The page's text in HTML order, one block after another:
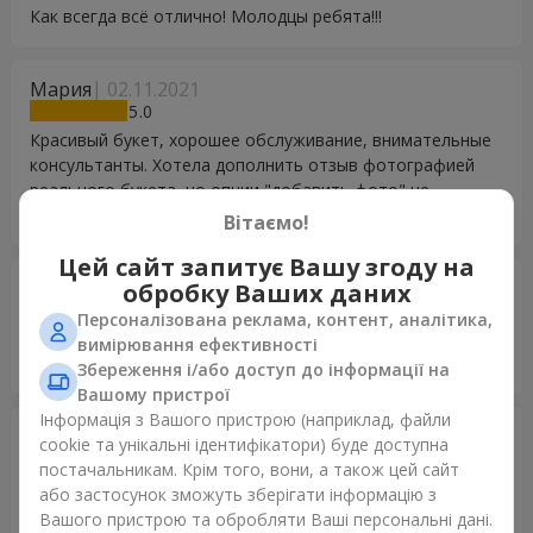
Как всегда всё отлично! Молодцы ребята!!!
Мария 02.11.2021
5
Красивый букет, хорошее обслуживание, внимательные
консультанты. Хотела дополнить отзыв фотографией
реального букета, но опции "добавить фото" не
Анастасия 23.07.2021
5
Спасибо огромное за доставку для моей мамы в
больницу! Она была в восторге!
Наталія 23.04.2021
5
Большое Вам спасибо за радость, доставленную моей
коллеге в день её рождения! Она очень признательна
Вітаємо!
Цей сайт запитує Вашу згоду на
обробку Ваших даних
Персоналізована реклама, контент, аналітика,
вимірювання ефективності
Збереження і/або доступ до інформації на
Вашому пристрої
Інформація з Вашого пристрою (наприклад, файли
cookie та унікальні ідентифікатори) буде доступна
постачальникам. Крім того, вони, а також цей сайт
або застосунок зможуть зберігати інформацію з
Вашого пристрою та обробляти Ваші персональні дані.